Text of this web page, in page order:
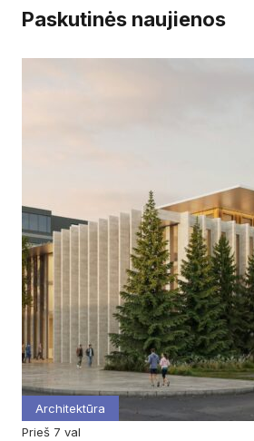
Paskutinės naujienos
Architektūra
prieš 7 val